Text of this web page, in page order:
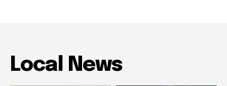
Local News